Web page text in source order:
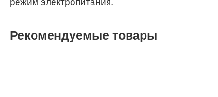
Рекомендуемые товары